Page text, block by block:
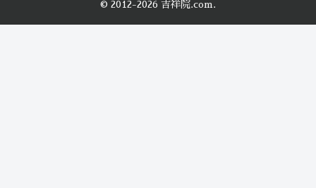
© 2012-2026 吉祥院.com.